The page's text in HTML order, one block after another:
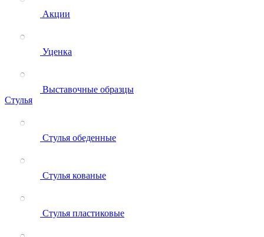
Акции
Уценка
Выставочные образцы
Стулья
Стулья обеденные
Стулья кованые
Стулья пластиковые